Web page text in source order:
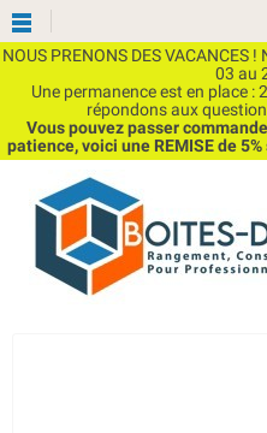
NOUS PRENONS DES
03 au
Une permanence est en place :
répondons aux
Vous pouvez passer
patience, voici une REMISE de